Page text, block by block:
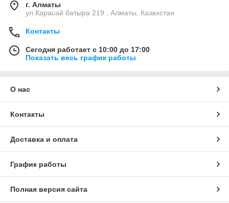
г. Алматы
ул.Карасай батыра 219 , Алматы, Казахстан
Контакты
Сегодня работает с 10:00 до 17:00
Показать весь график работы
О нас
Контакты
Доставка и оплата
График работы
Полная версия сайта